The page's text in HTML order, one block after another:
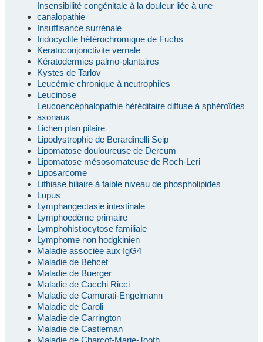
Insensibilité congénitale à la douleur liée à une
canalopathie
Insuffisance surrénale
Iridocyclite hétérochromique de Fuchs
Keratoconjonctivite vernale
Kératodermies palmo-plantaires
Kystes de Tarlov
Leucémie chronique à neutrophiles
Leucinose
Leucoencéphalopathie héréditaire diffuse à sphéroïdes
axonaux
Lichen plan pilaire
Lipodystrophie de Berardinelli Seip
Lipomatose douloureuse de Dercum
Lipomatose mésosomateuse de Roch-Leri
Liposarcome
Lithiase biliaire à faible niveau de phospholipides
Lupus
Lymphangectasie intestinale
Lymphoedème primaire
Lymphohistiocytose familiale
Lymphome non hodgkinien
Maladie associée aux IgG4
Maladie de Behcet
Maladie de Buerger
Maladie de Cacchi Ricci
Maladie de Camurati-Engelmann
Maladie de Caroli
Maladie de Carrington
Maladie de Castleman
Maladie de Charcot-Marie-Tooth